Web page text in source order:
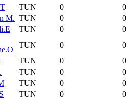
TUN 0
0
M. TUN 0
0
TUN 0
0
TUN 0
0
TUN 0
0
TUN 0
0
TUN 0
0
TUN 0
0